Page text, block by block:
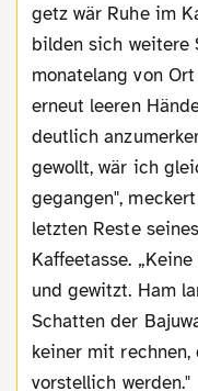
getz wär Ruhe im
bilden sich weitere
monatelang von
erneut leeren
deutlich
gewollt, wär ich
gegangen",
letzten Reste
Kaffeetasse.
und gewitzt. Ham
Schatten der
keiner mit
vorstellich werden."